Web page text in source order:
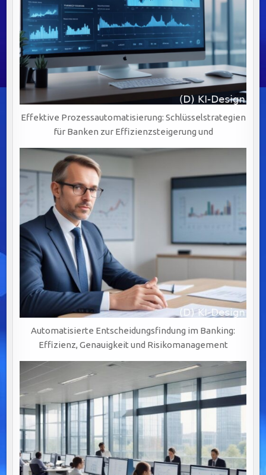
Effektive Prozessautomatisierung: Schlüsselstrategien
für Banken zur Effizienzsteigerung und
Automatisierte Entscheidungsfindung im Banking:
Effizienz, Genauigkeit und Risikomanagement